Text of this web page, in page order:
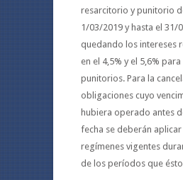
resarcitorio y punitorio
1/03/2019 y hasta el 31/
quedando los intereses
en el 4,5% y el 5,6% para
punitorios. Para la
obligaciones cuyo
hubiera operado antes
fecha se deberán aplicar
regímenes vigentes
de los períodos que